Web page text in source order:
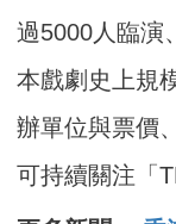
過5000人臨演
本戲劇史上規
辦單位與票價
可持續關注「